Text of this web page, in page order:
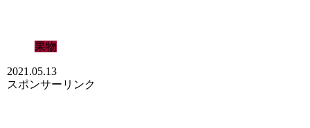
果物
2021.05.13
スポンサーリンク